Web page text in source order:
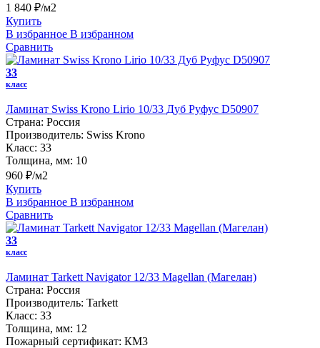
1 840 ₽/м2
Купить
В избранное В избранном
Сравнить
33
класс
Ламинат Swiss Krono Lirio 10/33 Дуб Руфус D50907
Страна: Россия
Производитель: Swiss Krono
Класс: 33
Толщина, мм: 10
960 ₽/м2
Купить
В избранное В избранном
Сравнить
33
класс
Ламинат Tarkett Navigator 12/33 Magellan (Магелан)
Страна: Россия
Производитель: Tarkett
Класс: 33
Толщина, мм: 12
Пожарный сертификат: КМ3